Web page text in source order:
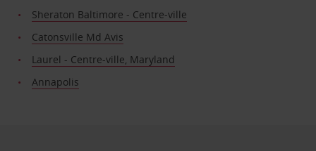
Sheraton Baltimore - Centre-ville
Catonsville Md Avis
Laurel - Centre-ville, Maryland
Annapolis